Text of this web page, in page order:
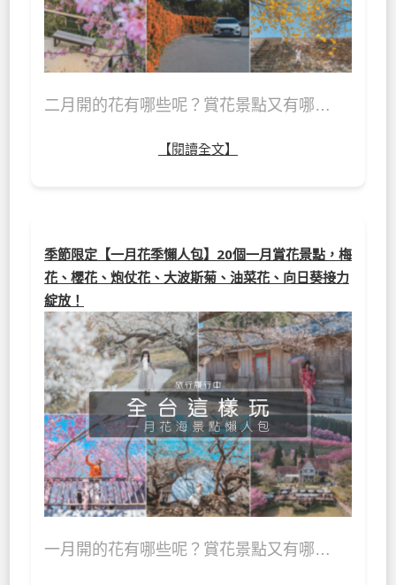
二月開的花有哪些呢？賞花景點又有哪…
【閱讀全文】
季節限定【一月花季懶人包】20個一月賞花景點，梅
花、櫻花、炮仗花、大波斯菊、油菜花、向日葵接力
綻放！
一月開的花有哪些呢？賞花景點又有哪…